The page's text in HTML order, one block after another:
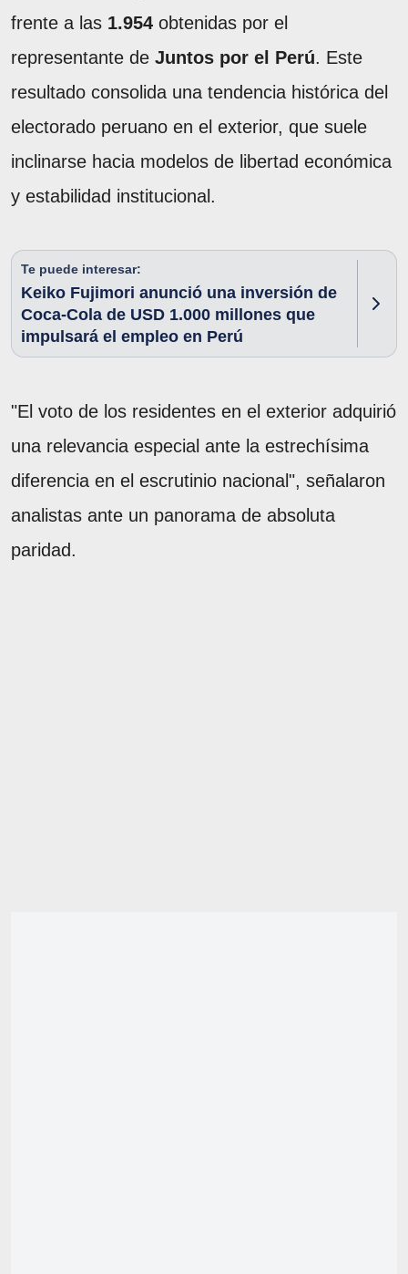
frente a las 1.954 obtenidas por el
representante de Juntos por el Perú. Este
resultado consolida una tendencia histórica del
electorado peruano en el exterior, que suele
inclinarse hacia modelos de libertad económica
y estabilidad institucional.
Te puede interesar:
Keiko Fujimori anunció una inversión de
Coca-Cola de USD 1.000 millones que
impulsará el empleo en Perú
"El voto de los residentes en el exterior adquirió
una relevancia especial ante la estrechísima
diferencia en el escrutinio nacional", señalaron
analistas ante un panorama de absoluta
paridad.